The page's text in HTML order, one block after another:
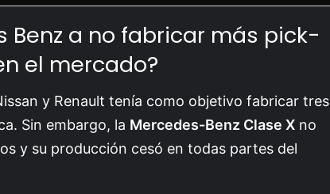
Benz a no fabricar más pick-
el mercado?
y Renault tenía como objetivo fabricar tres
Sin embargo, la Mercedes-Benz Clase X no
y su producción cesó en todas partes del